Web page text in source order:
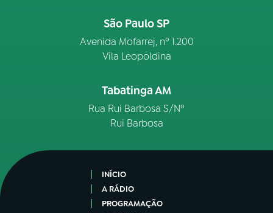
São Paulo SP
Avenida Mofarrej, nº 1.200
Vila Leopoldina
Tabatinga AM
Rua Rui Barbosa S/Nº
Rui Barbosa
INÍCIO
A RÁDIO
PROGRAMAÇÃO